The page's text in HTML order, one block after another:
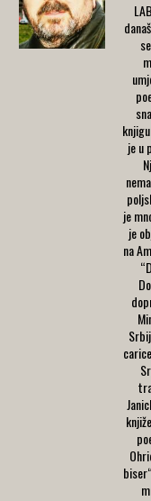
je u
je
je
na